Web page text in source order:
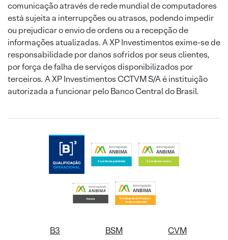
comunicação através de rede mundial de computadores
está sujeita a interrupções ou atrasos, podendo impedir
ou prejudicar o envio de ordens ou a recepção de
informações atualizadas. A XP Investimentos exime-se de
responsabilidade por danos sofridos por seus clientes,
por força de falha de serviços disponibilizados por
terceiros. A XP Investimentos CCTVM S/A é instituição
autorizada a funcionar pelo Banco Central do Brasil.
B3 BSM CVM